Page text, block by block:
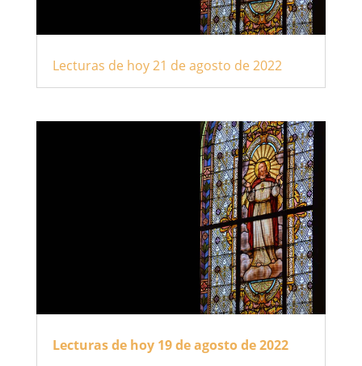
Lecturas de hoy 21 de agosto de 2022
Lecturas de hoy 19 de agosto de 2022